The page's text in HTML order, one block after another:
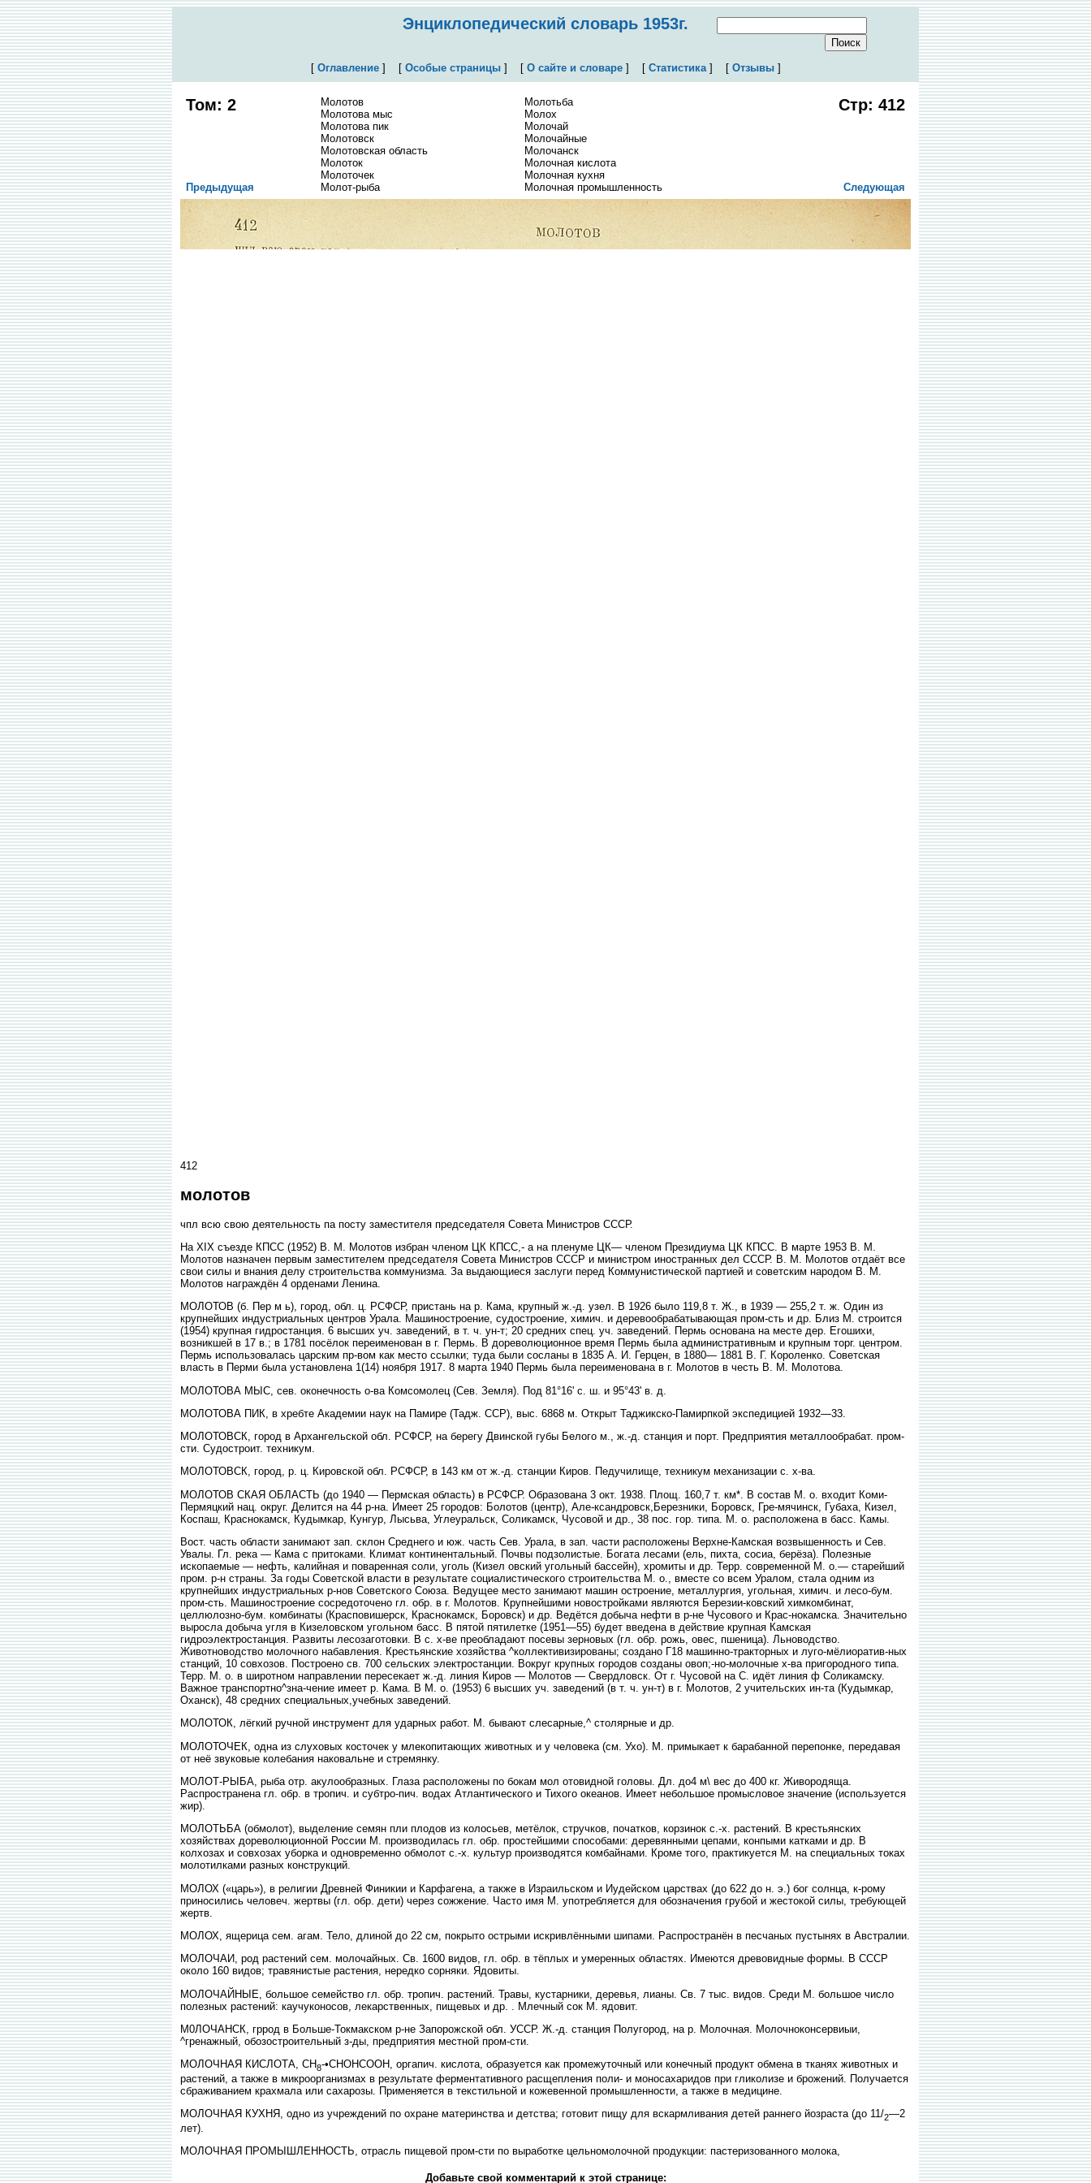
Энциклопедический словарь 1953г.
[ Оглавление] [ Особые страницы] [ О сайте и словаре] [ Статистика] [ Отзывы]
Том: 2
Молотов
Молотова мыс
Молотова пик
Молотовск
Молотовская область
Молоток
Молоточек
Молот-рыба
Молотьба
Молох
Молочай
Молочайные
Молочанск
Молочная кислота
Молочная кухня
Молочная промышленность
Стр: 412
Предыдущая Следующая
412
молотов
чпл всю свою деятельность па посту заместителя председателя Совета Министров СССР.
На XIX съезде КПСС (1952) В. М. Молотов избран членом ЦК КПСС,- а на пленуме ЦК— членом Президиума ЦК КПСС. В марте 1953 В. М.
Молотов назначен первым заместителем председателя Совета Министров СССР и министром иностранных дел СССР. В. М. Молотов отдаёт все
свои силы и внания делу строительства коммунизма. За выдающиеся заслуги перед Коммунистической партией и советским народом В. М.
Молотов награждён 4 орденами Ленина.
МОЛОТОВ (б. Пер м ь), город, обл. ц. РСФСР, пристань на р. Кама, крупный ж.-д. узел. В 1926 было 119,8 т. Ж., в 1939 — 255,2 т. ж. Один из
крупнейших индустриальных центров Урала. Машиностроение, судостроение, химич. и деревообрабатывающая пром-сть и др. Близ М. строится
(1954) крупная гидростанция. 6 высших уч. заведений, в т. ч. ун-т; 20 средних спец. уч. заведений. Пермь основана на месте дер. Егошихи,
возникшей в 17 в.; в 1781 посёлок переименован в г. Пермь. В дореволюционное время Пермь была административным и крупным торг. центром.
Пермь использовалась царским пр-вом как место ссылки; туда были сосланы в 1835 А. И. Герцен, в 1880— 1881 В. Г. Короленко. Советская
власть в Перми была установлена 1(14) ноября 1917. 8 марта 1940 Пермь была переименована в г. Молотов в честь В. М. Молотова.
МОЛОТОВА МЫС, сев. оконечность о-ва Комсомолец (Сев. Земля). Под 81°16' с. ш. и 95°43' в. д.
МОЛОТОВА ПИК, в хребте Академии наук на Памире (Тадж. ССР), выс. 6868 м. Открыт Таджикско-Памирпкой экспедицией 1932—33.
МОЛОТОВСК, город в Архангельской обл. РСФСР, на берегу Двинской губы Белого м., ж.-д. станция и порт. Предприятия металлообрабат. пром-
сти. Судостроит. техникум.
МОЛОТОВСК, город, р. ц. Кировской обл. РСФСР, в 143 км от ж.-д. станции Киров. Педучилище, техникум механизации с. х-ва.
МОЛОТОВ СКАЯ ОБЛАСТЬ (до 1940 — Пермская область) в РСФСР. Образована 3 окт. 1938. Площ. 160,7 т. км*. В состав М. о. входит Коми-
Пермяцкий нац. округ. Делится на 44 р-на. Имеет 25 городов: Болотов (центр), Але-ксандровск,Березники, Боровск, Гре-мячинск, Губаха, Кизел,
Коспаш, Краснокамск, Кудымкар, Кунгур, Лысьва, Углеуральск, Соликамск, Чусовой и др., 38 пос. гор. типа. М. о. расположена в басс. Камы.
Вост. часть области занимают зап. склон Среднего и юж. часть Сев. Урала, в зап. части расположены Верхне-Камская возвышенность и Сев.
Увалы. Гл. река — Кама с притоками. Климат континентальный. Почвы подзолистые. Богата лесами (ель, пихта, сосиа, берёза). Полезные
ископаемые — нефть, калийная и поваренная соли, уголь (Кизел овский угольный бассейн), хромиты и др. Терр. современной М. о.— старейший
пром. р-н страны. За годы Советской власти в результате социалистического строительства М. о., вместе со всем Уралом, стала одним из
крупнейших индустриальных р-нов Советского Союза. Ведущее место занимают машин остроение, металлургия, угольная, химич. и лесо-бум.
пром-сть. Машиностроение сосредоточено гл. обр. в г. Молотов. Крупнейшими новостройками являются Березии-ковский химкомбинат,
целлюлозно-бум. комбинаты (Красповишерск, Краснокамск, Боровск) и др. Ведётся добыча нефти в р-не Чусового и Крас-нокамска. Значительно
выросла добыча угля в Кизеловском угольном басс. В пятой пятилетке (1951—55) будет введена в действие крупная Камская
гидроэлектростанция. Развиты лесозаготовки. В с. х-ве преобладают посевы зерновых (гл. обр. рожь, овес, пшеница). Льноводство.
Животноводство молочного набавления. Крестьянские хозяйства ^коллективизированы; создано Г18 машинно-тракторных и луго-мёлиоратив-ных
станций, 10 совхозов. Построено св. 700 сельских электростанции. Вокруг крупных городов созданы овоп;-но-молочные х-ва пригородного типа.
Терр. М. о. в широтном направлении пересекает ж.-д. линия Киров — Молотов — Свердловск. От г. Чусовой на С. идёт линия ф Соликамску.
Важное транспортно^зна-чение имеет р. Кама. В М. о. (1953) 6 высших уч. заведений (в т. ч. ун-т) в г. Молотов, 2 учительских ин-та (Кудымкар,
Оханск), 48 средних специальных,учебных заведений.
МОЛОТОК, лёгкий ручной инструмент для ударных работ. М. бывают слесарные,^ столярные и др.
МОЛОТОЧЕК, одна из слуховых косточек у млекопитающих животных и у человека (см. Ухо). М. примыкает к барабанной перепонке, передавая
от неё звуковые колебания наковальне и стремянку.
МОЛОТ-РЫБА, рыба отр. акулообразных. Глаза расположены по бокам мол отовидной головы. Дл. до4 м\ вес до 400 кг. Живородяща.
Распространена гл. обр. в тропич. и субтро-пич. водах Атлантического и Тихого океанов. Имеет небольшое промысловое значение (используется
жир).
МОЛОТЬБА (обмолот), выделение семян пли плодов из колосьев, метёлок, стручков, початков, корзинок с.-х. растений. В крестьянских
хозяйствах дореволюционной России М. производилась гл. обр. простейшими способами: деревянными цепами, конпыми катками и др. В
колхозах и совхозах уборка и одновременно обмолот с.-х. культур производятся комбайнами. Кроме того, практикуется М. на специальных токах
молотилками разных конструкций.
МОЛОХ («царь»), в религии Древней Финикии и Карфагена, а также в Израильском и Иудейском царствах (до 622 до н. э.) бог солнца, к-рому
приносились человеч. жертвы (гл. обр. дети) через сожжение. Часто имя М. употребляется для обозначения грубой и жестокой силы, требующей
жертв.
МОЛОХ, ящерица сем. агам. Тело, длиной до 22 см, покрыто острыми искривлёнными шипами. Распространён в песчаных пустынях в Австралии.
МОЛОЧАИ, род растений сем. молочайных. Св. 1600 видов, гл. обр. в тёплых и умеренных областях. Имеются древовидные формы. В СССР
около 160 видов; травянистые растения, нередко сорняки. Ядовиты.
МОЛОЧАЙНЫЕ, большое семейство гл. обр. тропич. растений. Травы, кустарники, деревья, лианы. Св. 7 тыс. видов. Среди М. большое число
полезных растений: каучуконосов, лекарственных, пищевых и др. . Млечный сок М. ядовит.
М0ЛОЧАНСК, гррод в Больше-Токмакском р-не Запорожской обл. УССР. Ж.-д. станция Полугород, на р. Молочная. Молочноконсервиыи,
^гренажный, обозостроительный з-ды, предприятия местной пром-сти.
МОЛОЧНАЯ КИСЛОТА, СН8-•СНОНСООН, оргапич. кислота, образуется как промежуточный или конечный продукт обмена в тканях животных и
растений, а также в микроорганизмах в результате ферментативного расщепления поли- и моносахаридов при гликолизе и брожений. Получается
сбраживанием крахмала или сахарозы. Применяется в текстильной и кожевенной промышленности, а также в медицине.
МОЛОЧНАЯ КУХНЯ, одно из учреждений по охране материнства и детства; готовит пищу для вскармливания детей раннего йозраста (до 11/2—2
лет).
МОЛОЧНАЯ ПРОМЫШЛЕННОСТЬ, отрасль пищевой пром-сти по выработке цельномолочной продукции: пастеризованного молока,
Добавьте свой комментарий к этой странице: